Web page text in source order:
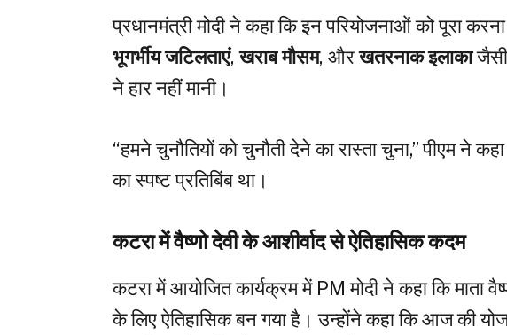
प्रधानमंत्री मोदी ने कहा कि इन परियोजनाओं को पूरा
भूगर्भीय जटिलताएं,खराब मौसम, औरखतरनाक इलाकाजैसी
ने हार नहीं मानी।
“हमने चुनौतियों को चुनौती देने का रास्ता चुना,” पीएम ने
का स्पष्ट प्रतिबिंब था।
कटरा में वैष्णो देवी के आशीर्वाद से ऐतिहासिक कदम
कटरा में आयोजित कार्यक्रम में PM मोदी ने कहा कि माता
के लिए ऐतिहासिक बन गया है। उन्होंने कहा कि आज की